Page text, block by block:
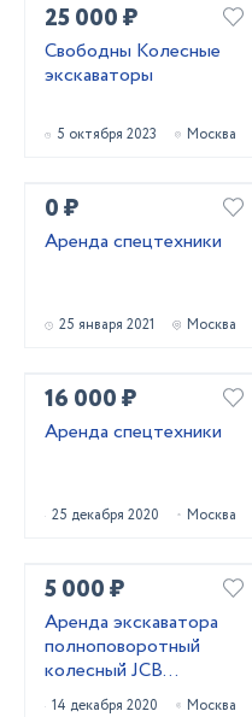
25 000 ₽
Свободны Колесные
экскаваторы
5 октября 2023 Москва
0 ₽
Аренда спецтехники
25 января 2021 Москва
16 000 ₽
Аренда спецтехники
25 декабря 2020 Москва
5 000 ₽
Аренда экскаватора
полноповоротный
колесный JCB
HYUNDAI
14 декабря 2020 Москва